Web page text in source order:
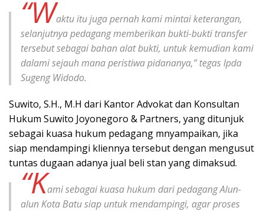
“Waktu itu juga pernah kami mintai keterangan,
selanjutnya pedagang memberikan bukti-bukti transfer
tersebut sebagai bahan alat bukti, untuk kemudian kami
dalami sejauh mana peristiwa pidananya,” tegas Ipda
Sugeng Widodo.
Suwito, S.H., M.H dari Kantor Advokat dan Konsultan
Hukum Suwito Joyonegoro & Partners, yang ditunjuk
sebagai kuasa hukum pedagang mnyampaikan, jika
siap mendampingi kliennya tersebut dengan mengusut
tuntas dugaan adanya jual beli stan yang dimaksud.
“Kami sebagai kuasa hukum dari pedagang Alun-
alun Kota Batu siap untuk mendampingi, agar proses